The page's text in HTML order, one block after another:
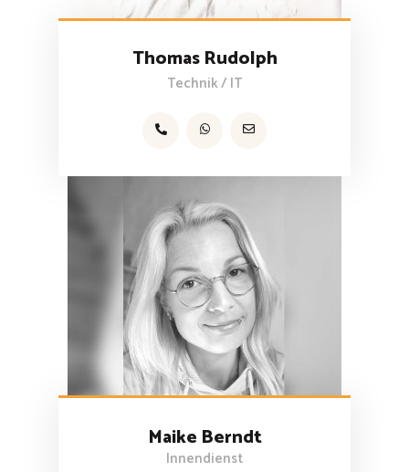
Thomas Rudolph
Technik / IT
Maike Berndt
Innendienst